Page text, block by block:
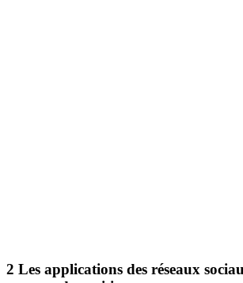
2 Les applications des réseaux